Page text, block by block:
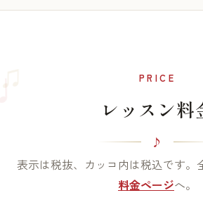
PRICE
レッスン料
表示は税抜、カッコ内は税込です。
料金ページへ。